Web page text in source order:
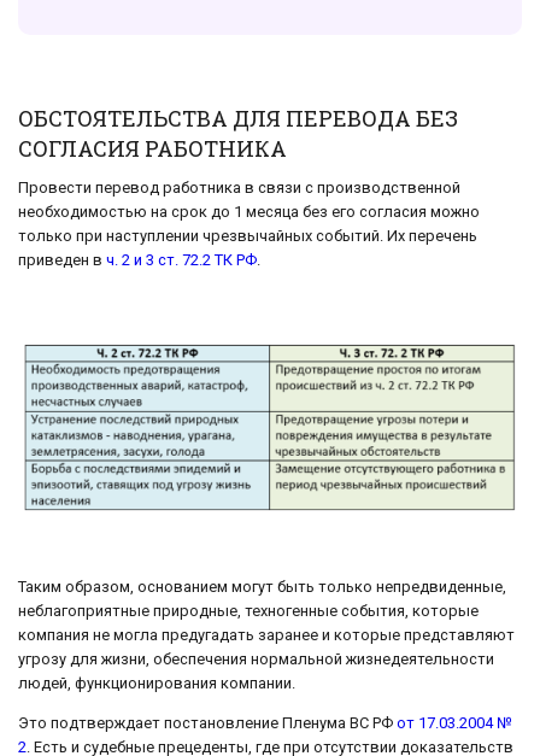
ОБСТОЯТЕЛЬСТВА ДЛЯ ПЕРЕВОДА БЕЗ
СОГЛАСИЯ РАБОТНИКА
Провести перевод работника в связи с производственной
необходимостью на срок до 1 месяца без его согласия можно
только при наступлении чрезвычайных событий. Их перечень
приведен в ч. 2 и 3 ст. 72.2 ТК РФ.
Таким образом, основанием могут быть только непредвиденные,
неблагоприятные природные, техногенные события, которые
компания не могла предугадать заранее и которые представляют
угрозу для жизни, обеспечения нормальной жизнедеятельности
людей, функционирования компании.
Это подтверждает постановление Пленума ВС РФ от 17.03.2004 №
2 . Есть и судебные прецеденты, где при отсутствии доказательств